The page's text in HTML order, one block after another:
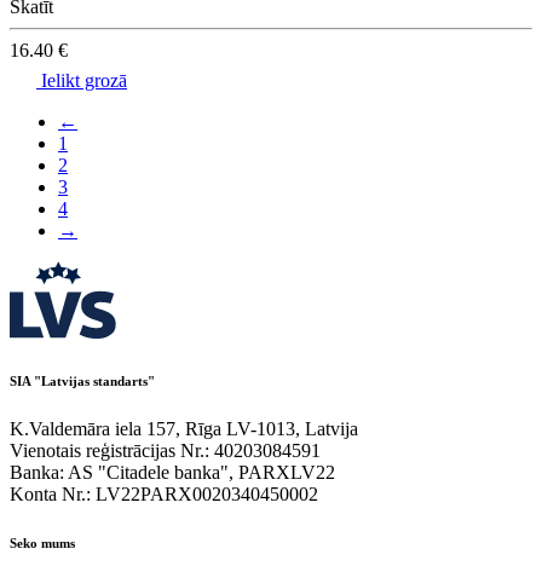
Skatīt
16.40 €
Ielikt grozā
←
1
2
3
4
→
SIA "Latvijas standarts"
K.Valdemāra iela 157, Rīga LV-1013, Latvija
Vienotais reģistrācijas Nr.: 40203084591
Banka: AS "Citadele banka", PARXLV22
Konta Nr.: LV22PARX0020340450002
Seko mums